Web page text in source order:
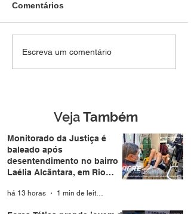
SEM DIREITO A LUA DE
durante casamento
coletivo da Expoacre
Comentários
Escreva um comentário
VejaTambém
Monitorado da Justiça é
baleado após
desentendimento no bairro
Laélia Alcântara, em Rio
há 13 horas 1 min de leitura